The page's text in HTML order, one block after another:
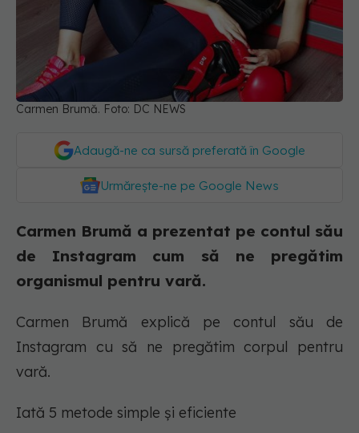
Carmen Brumă. Foto: DC NEWS
Adaugă-ne ca sursă preferată în Google
Urmărește-ne pe Google News
Carmen Brumă a prezentat pe contul său
de Instagram cum să ne pregătim
organismul pentru vară.
Carmen Brumă explică pe contul său de
Instagram cu să ne pregătim corpul pentru
vară.
Iată 5 metode simple și eficiente